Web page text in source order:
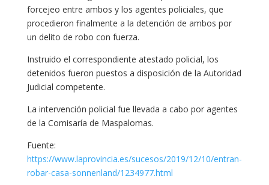
forcejeo entre ambos y los agentes policiales, que
procedieron finalmente a la detención de ambos por
un delito de robo con fuerza.
Instruido el correspondiente atestado policial, los
detenidos fueron puestos a disposición de la Autoridad
Judicial competente.
La intervención policial fue llevada a cabo por agentes
de la Comisaría de Maspalomas.
Fuente:
https://www.laprovincia.es/sucesos/2019/12/10/entran-
robar-casa-sonnenland/1234977.html